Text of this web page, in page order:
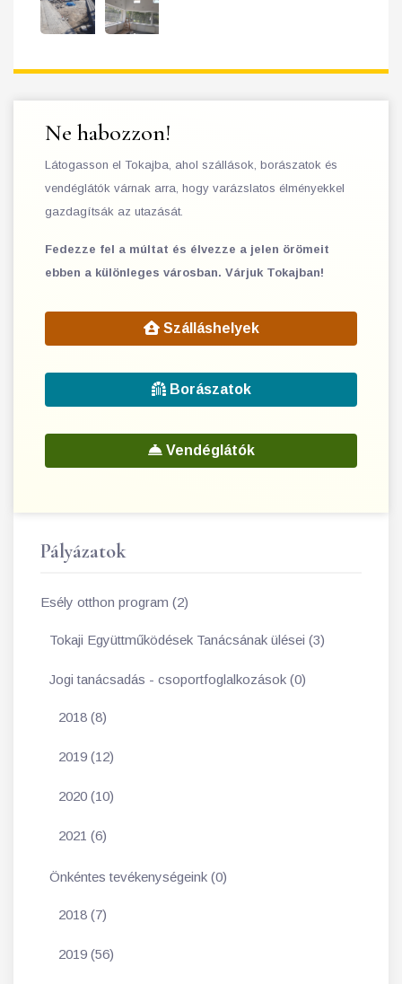
Ne habozzon!
Látogasson el Tokajba, ahol szállások, borászatok és
vendéglátók várnak arra, hogy varázslatos élményekkel
gazdagítsák az utazását.
Fedezze fel a múltat és élvezze a jelen örömeit
ebben a különleges városban. Várjuk Tokajban!
Szálláshelyek
Borászatok
Vendéglátók
Pályázatok
Esély otthon program (2)
Tokaji Együttműködések Tanácsának ülései (3)
Jogi tanácsadás - csoportfoglalkozások (0)
2018 (8)
2019 (12)
2020 (10)
2021 (6)
Önkéntes tevékenységeink (0)
2018 (7)
2019 (56)